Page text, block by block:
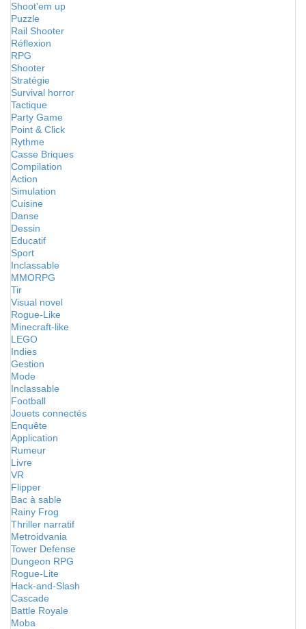
Shoot'em up
Puzzle
Rail Shooter
Réflexion
RPG
Shooter
Stratégie
Survival horror
Tactique
Party Game
Point & Click
Rythme
Casse Briques
Compilation
Action
Simulation
Cuisine
Danse
Dessin
Educatif
Sport
Inclassable
MMORPG
Tir
Visual novel
Rogue-Like
Minecraft-like
LEGO
Indies
Gestion
Mode
Inclassable
Football
Jouets connectés
Enquête
Application
Rumeur
Livre
VR
Flipper
Bac à sable
Rainy Frog
Thriller narratif
Metroidvania
Tower Defense
Dungeon RPG
Rogue-Lite
Hack-and-Slash
Cascade
Battle Royale
Moba